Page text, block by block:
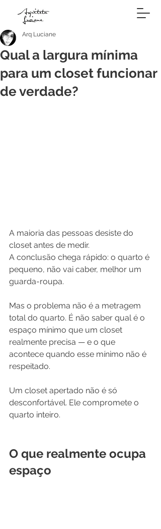
Qual a largura mínima
para um closet funcionar
de verdade?
Arq Luciane
A maioria das pessoas desiste do
closet antes de medir.
A conclusão chega rápido: o quarto é
pequeno, não vai caber, melhor um
guarda-roupa.
Mas o problema não é a metragem
total do quarto. É não saber qual é o
espaço mínimo que um closet
realmente precisa — e o que
acontece quando esse mínimo não é
respeitado.
Um closet apertado não é só
desconfortável. Ele compromete o
quarto inteiro.
O que realmente ocupa
espaço